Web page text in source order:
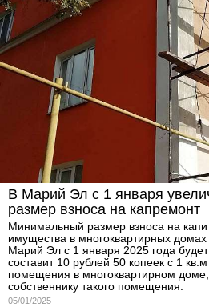
В Марий Эл с 1 января
размер взноса на капремонт
Минимальный размер взноса на
имущества в многоквартирных
Марий Эл с 1 января 2025 года
составит 10 рублей 50 копеек с 1
помещения в многоквартирном
собственнику такого помещения.
05/01/2025